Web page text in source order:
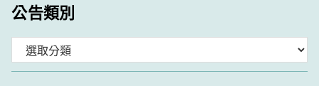
公告類別
類